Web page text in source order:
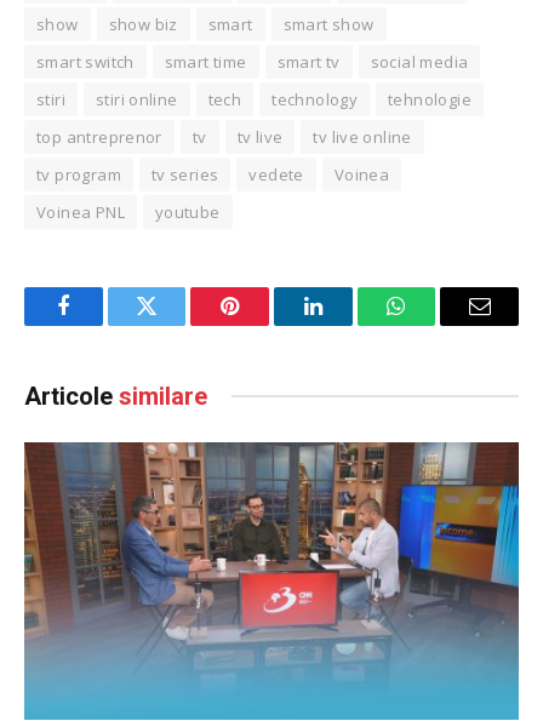
show
show biz smart
smart show
smart switch
smart time smart tv
social media
stiri
stiri online tech technology
tehnologie
top antreprenor
tv tv live
tv live online
tv program
tv series vedete
Voinea
Voinea PNL
youtube
FacebookTwitter Pinterest LinkedInWhatsAppEmail
Articole similare